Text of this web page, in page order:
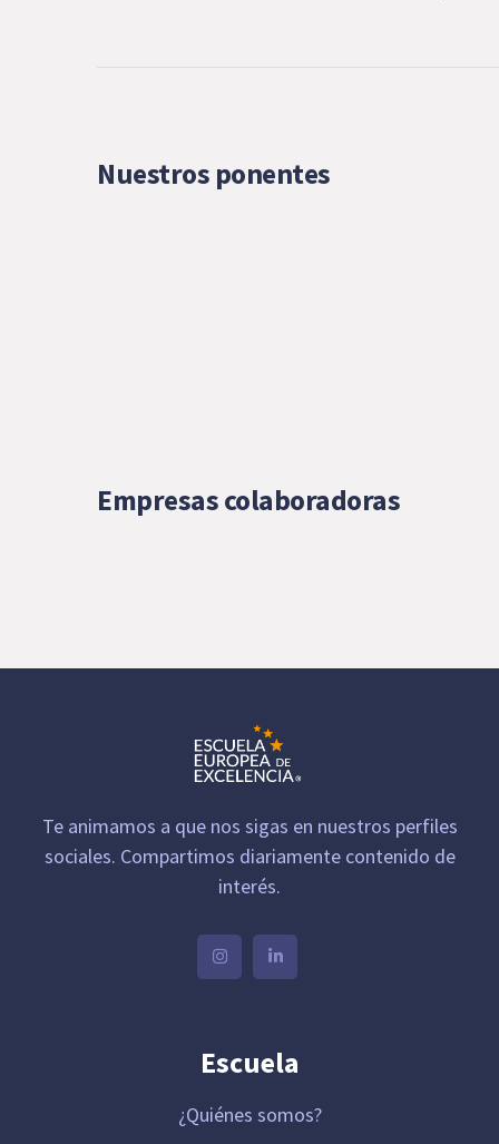
Nuestros ponentes
Empresas colaboradoras
Te animamos a que nos sigas en nuestros perfiles
sociales. Compartimos diariamente contenido de
interés.
Escuela
¿Quiénes somos?